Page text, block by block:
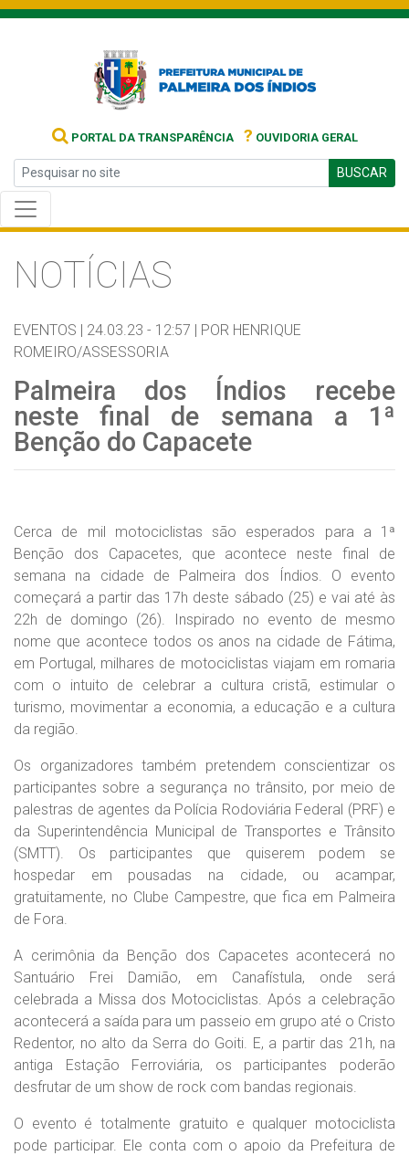
PORTAL DA TRANSPARÊNCIA ? OUVIDORIA GERAL
BUSCAR
NOTÍCIAS
EVENTOS | 24.03.23 - 12:57 | POR HENRIQUE
ROMEIRO/ASSESSORIA
Palmeira dos Índios recebe
neste final de semana a 1ª
Benção do Capacete
Cerca de mil motociclistas são esperados para a 1ª
Benção dos Capacetes, que acontece neste final de
semana na cidade de Palmeira dos Índios. O evento
começará a partir das 17h deste sábado (25) e vai até às
22h de domingo (26). Inspirado no evento de mesmo
nome que acontece todos os anos na cidade de Fátima,
em Portugal, milhares de motociclistas viajam em romaria
com o intuito de celebrar a cultura cristã, estimular o
turismo, movimentar a economia, a educação e a cultura
da região.
Os organizadores também pretendem conscientizar os
participantes sobre a segurança no trânsito, por meio de
palestras de agentes da Polícia Rodoviária Federal (PRF) e
da Superintendência Municipal de Transportes e Trânsito
(SMTT). Os participantes que quiserem podem se
hospedar em pousadas na cidade, ou acampar,
gratuitamente, no Clube Campestre, que fica em Palmeira
de Fora.
A cerimônia da Benção dos Capacetes acontecerá no
Santuário Frei Damião, em Canafístula, onde será
celebrada a Missa dos Motociclistas. Após a celebração
acontecerá a saída para um passeio em grupo até o Cristo
Redentor, no alto da Serra do Goiti. E, a partir das 21h, na
antiga Estação Ferroviária, os participantes poderão
desfrutar de um show de rock com bandas regionais.
O evento é totalmente gratuito e qualquer motociclista
pode participar. Ele conta com o apoio da Prefeitura de